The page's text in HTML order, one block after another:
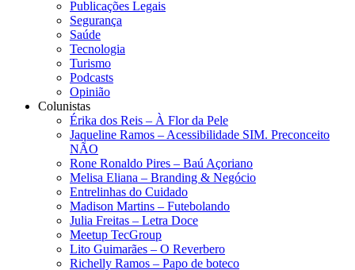
Publicações Legais
Segurança
Saúde
Tecnologia
Turismo
Podcasts
Opinião
Colunistas
Érika dos Reis​ – À Flor da Pele
Jaqueline Ramos – Acessibilidade SIM. Preconceito
NÃO
Rone Ronaldo Pires – Baú Açoriano
Melisa Eliana – Branding & Negócio
Entrelinhas do Cuidado
Madison Martins – Futebolando
Julia Freitas​ – Letra Doce
Meetup TecGroup
Lito Guimarães – O Reverbero
Richelly Ramos​ – Papo de boteco